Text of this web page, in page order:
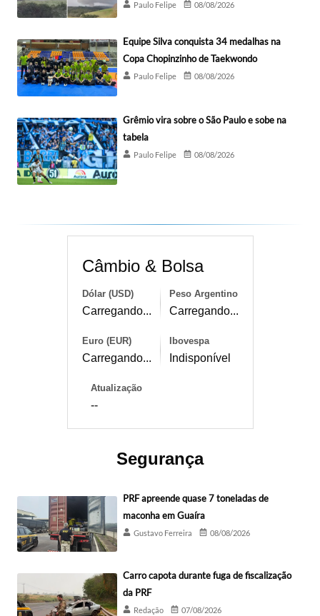
Paulo Felipe 08/08/2026
Equipe Silva conquista 34 medalhas na
Copa Chopinzinho de Taekwondo
Paulo Felipe 08/08/2026
Grêmio vira sobre o São Paulo e sobe na
tabela
Paulo Felipe 08/08/2026
Câmbio & Bolsa
Dólar (USD)
Carregando...
Peso Argentino
Carregando...
Euro (EUR)
Carregando...
Ibovespa
Indisponível
Atualização
--
Segurança
PRF apreende quase 7 toneladas de
maconha em Guaíra
Gustavo Ferreira 08/08/2026
Carro capota durante fuga de fiscalização
da PRF
Redação 07/08/2026